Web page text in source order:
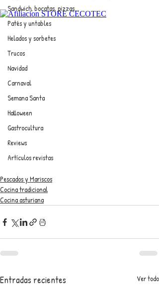
Sandwich, bocatas, pizzas...
Patés y untables
Helados y sorbetes
Trucos
Navidad
Carnaval
Semana Santa
Halloween
Gastrocultura
Reviews
Artículos revistas
Pescados y Mariscos
Cocina tradicional
Cocina asturiana
Entradas recientes Ver todo